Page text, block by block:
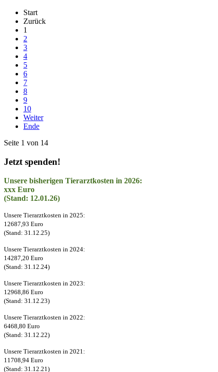
Start
Zurück
1
2
3
4
5
6
7
8
9
10
Weiter
Ende
Seite 1 von 14
Jetzt spenden!
Unsere bisherigen Tierarztkosten in 2026:
xxx Euro
(Stand: 12.01.26)
Unsere Tierarztkosten in 2025:
12687,93 Euro
(Stand: 31.12.25)
Unsere Tierarztkosten in 2024:
14287,20 Euro
(Stand: 31.12.24)
Unsere Tierarztkosten in 2023:
12968,86 Euro
(Stand: 31.12.23)
Unsere Tierarztkosten in 2022:
6468,80 Euro
(Stand: 31.12.22)
Unsere Tierarztkosten in 2021:
11708,94 Euro
(Stand: 31.12.21)